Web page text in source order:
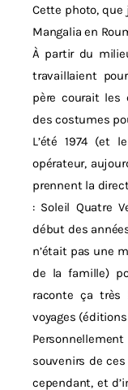
Cette photo, que
Mangalia en
À partir du
travaillaient
père courait les
des costumes
L’été 1974 (et
opérateur,
prennent la
: Soleil Quatre
début des
n’était pas une
de la famille)
raconte ça très
voyages (éditions
souvenirs de
cependant, et